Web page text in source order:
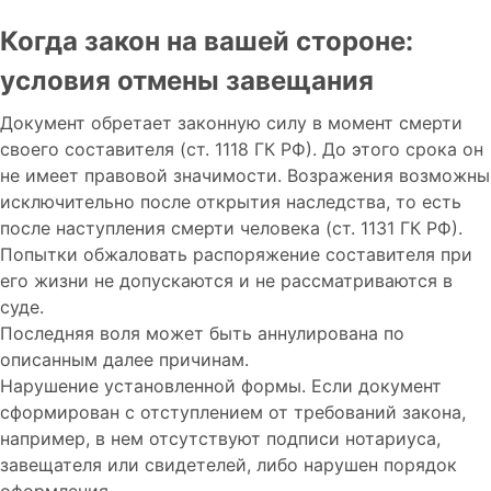
Когда закон на вашей стороне:
условия отмены завещания
Документ обретает законную силу в момент смерти
своего составителя (ст. 1118 ГК РФ). До этого срока он
не имеет правовой значимости. Возражения возможны
исключительно после открытия наследства, то есть
после наступления смерти человека (ст. 1131 ГК РФ).
Попытки обжаловать распоряжение составителя при
его жизни не допускаются и не рассматриваются в
суде.
Последняя воля может быть аннулирована по
описанным далее причинам.
Нарушение установленной формы. Если документ
сформирован с отступлением от требований закона,
например, в нем отсутствуют подписи нотариуса,
завещателя или свидетелей, либо нарушен порядок